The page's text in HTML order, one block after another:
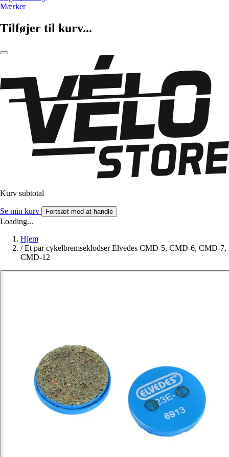
Mærker
Tilføjer til kurv...
Kurv subtotal
Se min kurv Fortsæt med at handle
Loading...
Hjem
/ Et par cykelbremseklodser Elvedes CMD-5, CMD-6, CMD-7,
CMD-12